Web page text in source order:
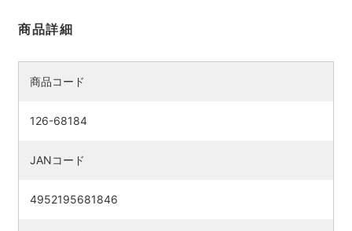
商品詳細
商品コード
126-68184
JANコード
4952195681846